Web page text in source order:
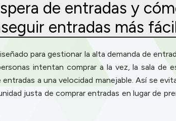
de entradas y
entradas más
para gestionar la alta demanda de
intentan comprar a la vez, la sala de
a una velocidad manejable. Así se
justa de comprar entradas en lugar de